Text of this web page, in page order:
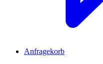
Anfragekorb